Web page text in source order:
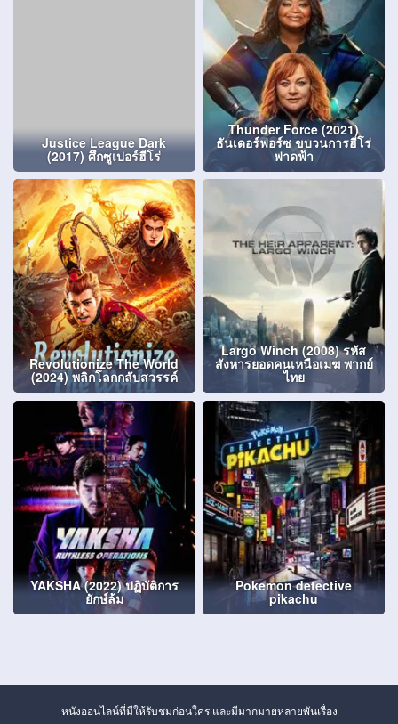
Justice League Dark
(2017) ศึกซูเปอร์ฮีโร่
Thunder Force (2021)
ธันเดอร์ฟอร์ซ ขบวนการฮีโร่
ฟาดฟ้า
Revolutionize The World
(2024) พลิกโลกกลับสวรรค์
Largo Winch (2008) รหัส
สังหารยอดคนเหนือเมฆ พากย์
ไทย
YAKSHA (2022) ปฏิบัติการ
ยักษ์ล้ม
Pokemon detective
pikachu
หนังออนไลน์ที่มีให้รับชมก่อนใคร และมีมากมายหลายพันเรื่อง